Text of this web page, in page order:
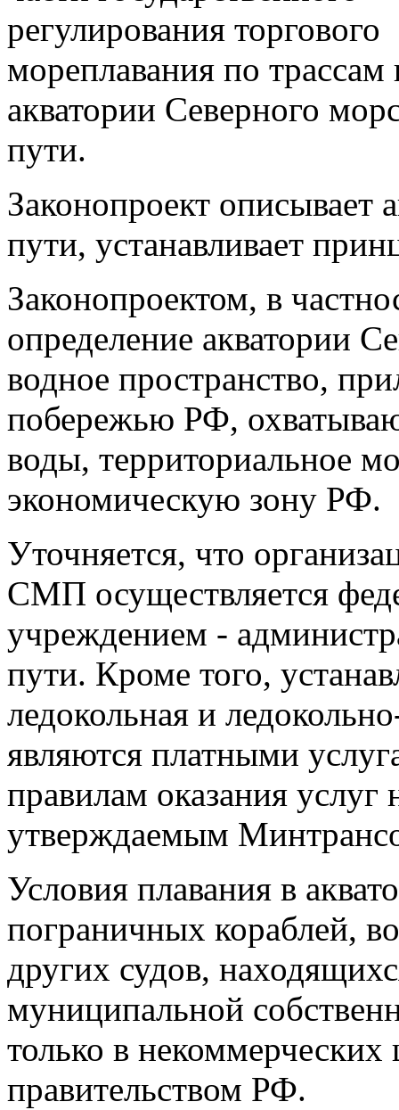
регулирования торгового
мореплавания по трассам
акватории Северного
пути.
Законопроект описывает
пути, устанавливает
Законопроектом, в
определение акватории
водное пространство,
побережью РФ,
воды, территориальное
экономическую зону РФ.
Уточняется, что
СМП осуществляется
учреждением -
пути. Кроме того,
ледокольная и
являются платными
правилам оказания
утверждаемым
Условия плавания в
пограничных кораблей,
других судов,
муниципальной
только в некоммерческих
правительством РФ.